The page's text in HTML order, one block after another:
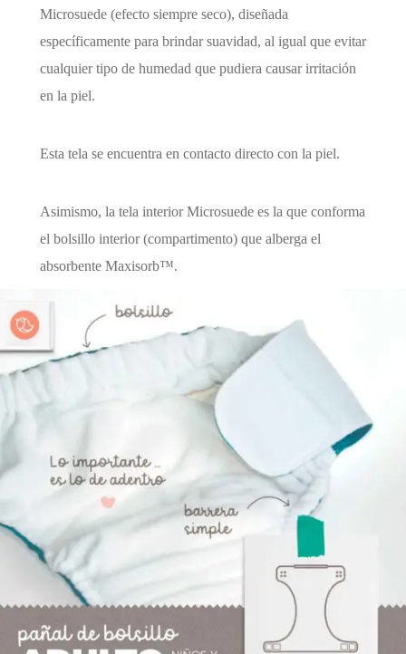
Microsuede (efecto siempre seco), diseñada
específicamente para brindar suavidad, al igual que evitar
cualquier tipo de humedad que pudiera causar irritación
en la piel.
Esta tela se encuentra en contacto directo con la piel.
Asimismo, la tela interior Microsuede es la que conforma
el bolsillo interior (compartimento) que alberga el
absorbente Maxisorb™.